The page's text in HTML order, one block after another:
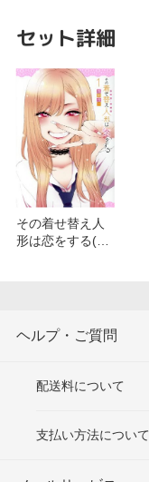
セット詳細
その着せ替え人
形は恋をする(5)
ヘルプ・ご質問
配送料について
支払い方法について